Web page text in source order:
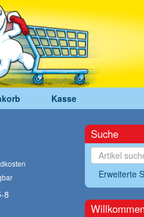
Kasse
8
Suche
Erweiterte